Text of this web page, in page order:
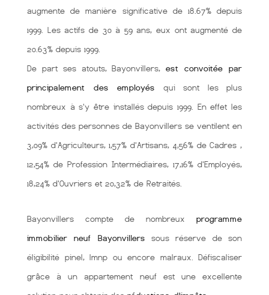
augmente de manière significative de 18.67% depuis
1999. Les actifs de 30 à 59 ans, eux ont augmenté de
20.63% depuis 1999.
De part ses atouts, Bayonvillers,est convoitée par
principalement des employés qui sont les plus
nombreux à s'y être installés depuis 1999. En effet les
activités des personnes de Bayonvillers se ventilent en
3,09% d'Agriculteurs, 1,57% d'Artisans, 4,56% de Cadres ,
12,54% de Profession Intermédiaires, 17,16% d'Employés,
18,24% d'Ouvriers et 20,32% de Retraités.
Bayonvillers compte de nombreux programme
immobilier neuf Bayonvillers sous réserve de son
éligibilité pinel, lmnp ou encore malraux. Défiscaliser
grâce à un appartement neuf est une excellente